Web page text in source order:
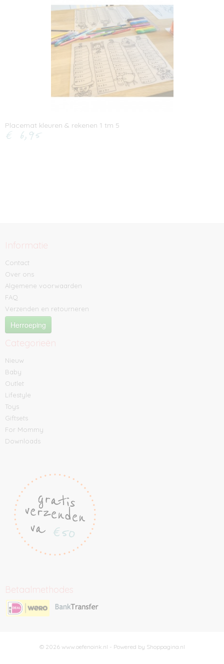
Placemat kleuren & rekenen 1 tm 5
€ 6,95
Informatie
Contact
Over ons
Algemene voorwaarden
FAQ
Verzenden en retourneren
Herroeping
Categorieën
Nieuw
Baby
Outlet
Lifestyle
Toys
Giftsets
For Mommy
Downloads
Betaalmethodes
© 2026 www.oefenoink.nl - Powered by Shoppagina.nl